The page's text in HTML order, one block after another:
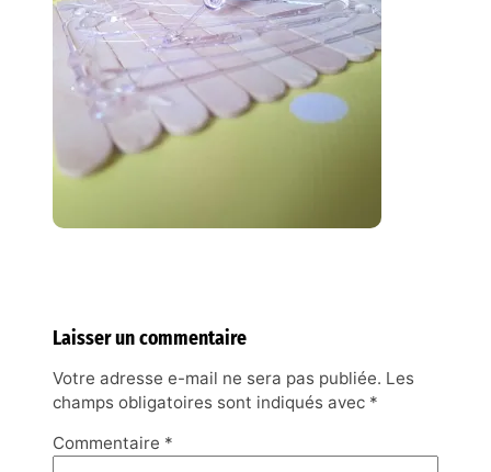
Laisser un commentaire
Votre adresse e-mail ne sera pas publiée. Les
champs obligatoires sont indiqués avec *
Commentaire *